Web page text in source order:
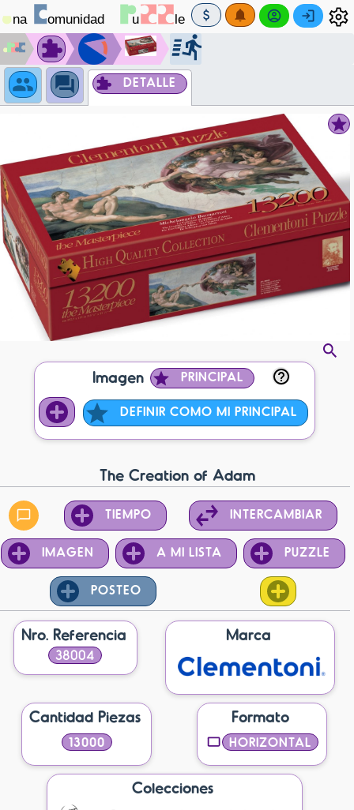
DETALLE
Imagen PRINCIPAL
DEFINIR COMO MI PRINCIPAL
The Creation of Adam
TIEMPO INTERCAMBIAR
IMAGEN A MI LISTA PUZZLE
POSTEO
Nro. Referencia
38004
Marca
Cantidad Piezas
13000
Formato
HORIZONTAL
Colecciones